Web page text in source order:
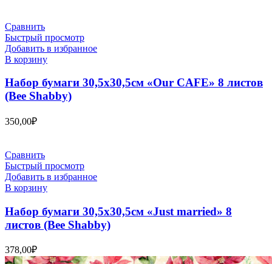
Сравнить
Быстрый просмотр
Добавить в избранное
В корзину
Набор бумаги 30,5х30,5см «Our CAFE» 8 листов
(Bee Shabby)
350,00₽
Сравнить
Быстрый просмотр
Добавить в избранное
В корзину
Набор бумаги 30,5х30,5см «Just married» 8
листов (Bee Shabby)
378,00₽